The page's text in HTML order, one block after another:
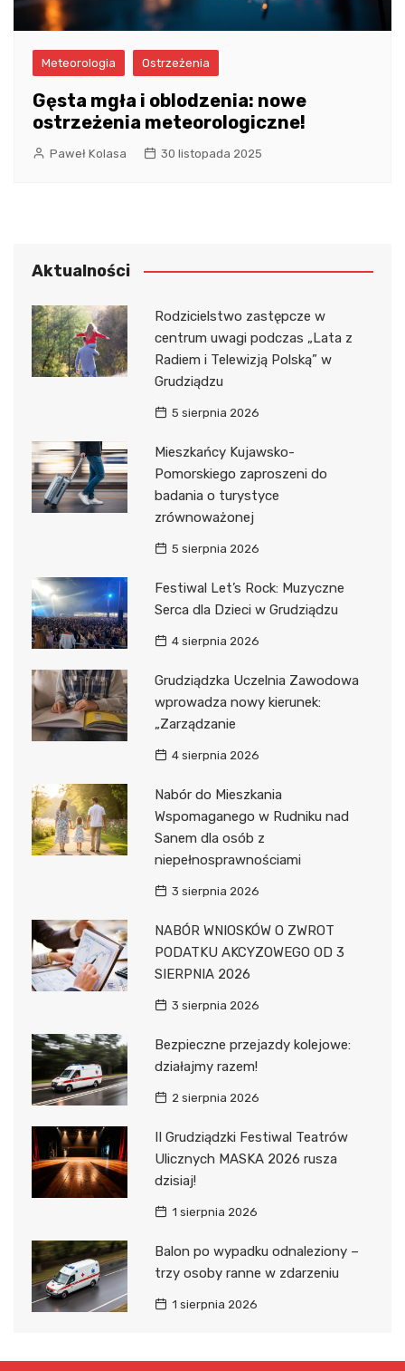
Meteorologia Ostrzeżenia
Gęsta mgła i oblodzenia: nowe
ostrzeżenia meteorologiczne!
Paweł Kolasa 30 listopada 2025
Aktualności
Rodzicielstwo zastępcze w
centrum uwagi podczas „Lata z
Radiem i Telewizją Polską” w
Grudziądzu
5 sierpnia 2026
Mieszkańcy Kujawsko-
Pomorskiego zaproszeni do
badania o turystyce
zrównoważonej
5 sierpnia 2026
Festiwal Let’s Rock: Muzyczne
Serca dla Dzieci w Grudziądzu
4 sierpnia 2026
Grudziądzka Uczelnia Zawodowa
wprowadza nowy kierunek:
„Zarządzanie
4 sierpnia 2026
Nabór do Mieszkania
Wspomaganego w Rudniku nad
Sanem dla osób z
niepełnosprawnościami
3 sierpnia 2026
NABÓR WNIOSKÓW O ZWROT
PODATKU AKCYZOWEGO OD 3
SIERPNIA 2026
3 sierpnia 2026
Bezpieczne przejazdy kolejowe:
działajmy razem!
2 sierpnia 2026
II Grudziądzki Festiwal Teatrów
Ulicznych MASKA 2026 rusza
dzisiaj!
1 sierpnia 2026
Balon po wypadku odnaleziony –
trzy osoby ranne w zdarzeniu
1 sierpnia 2026